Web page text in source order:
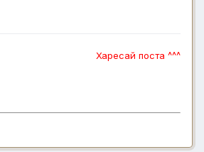
Харесай поста ^^^